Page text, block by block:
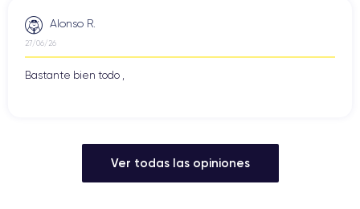
Alonso R.
27/06/26
Bastante bien todo ,
Ver todas las opiniones